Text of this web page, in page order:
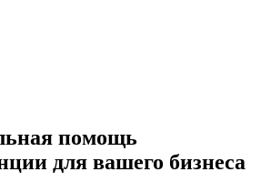
помощь
для вашего бизнеса